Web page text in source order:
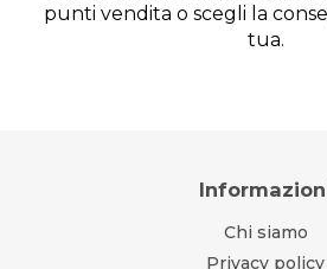
punti vendita o scegli la
tua.
Chi siamo
Privacy policy